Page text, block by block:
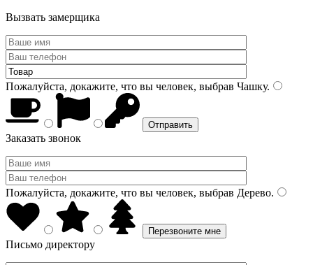
Вызвать замерщика
Пожалуйста, докажите, что вы человек, выбрав Чашку.
Заказать звонок
Пожалуйста, докажите, что вы человек, выбрав Дерево.
Письмо директору